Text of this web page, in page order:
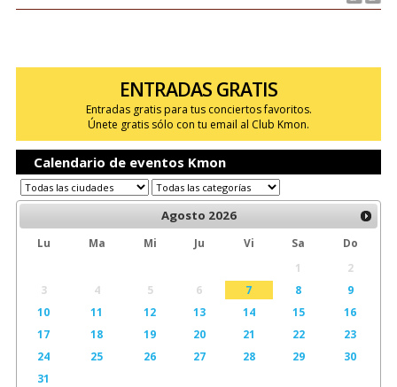
ENTRADAS GRATIS
Entradas gratis para tus conciertos favoritos.
Únete gratis sólo con tu email al Club Kmon.
Calendario de eventos Kmon
Agosto 2026
Lu Ma Mi Ju Vi Sa
Do
1
2
3
4 5 6 7 8
9
10
11 12 13 14 15
16
17
18 19 20 21 22
23
24
25 26 27 28 29
30
31